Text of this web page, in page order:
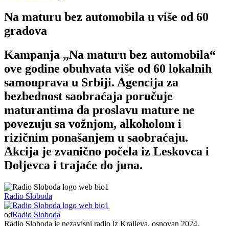
Na maturu bez automobila u više od 60
gradova
Kampanja „Na maturu bez automobila“
ove godine obuhvata više od 60 lokalnih
samouprava u Srbiji. Agencija za
bezbednost saobraćaja poručuje
maturantima da proslavu mature ne
povezuju sa vožnjom, alkoholom i
rizičnim ponašanjem u saobraćaju.
Akcija je zvanično počela iz Leskovca i
Doljevca i trajaće do juna.
Radio Sloboda
odRadio Sloboda
Radio Sloboda je nezavisni radio iz Kraljeva, osnovan 2024.